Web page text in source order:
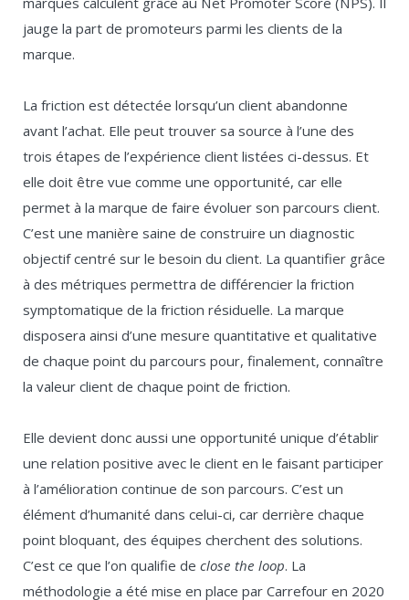
jauge la part de promoteurs parmi les clients de la
marque.
La friction est détectée lorsqu’un client abandonne
avant l’achat. Elle peut trouver sa source à l’une des
trois étapes de l’expérience client listées ci-dessus. Et
elle doit être vue comme une opportunité, car elle
permet à la marque de faire évoluer son parcours client.
C’est une manière saine de construire un diagnostic
objectif centré sur le besoin du client. La quantifier grâce
à des métriques permettra de différencier la friction
symptomatique de la friction résiduelle. La marque
disposera ainsi d’une mesure quantitative et qualitative
de chaque point du parcours pour, finalement, connaître
la valeur client de chaque point de friction.
Elle devient donc aussi une opportunité unique d’établir
une relation positive avec le client en le faisant participer
à l’amélioration continue de son parcours. C’est un
élément d’humanité dans celui-ci, car derrière chaque
point bloquant, des équipes cherchent des solutions.
C’est ce que l’on qualifie de close the loop. La
méthodologie a été mise en place par Carrefour en 2020